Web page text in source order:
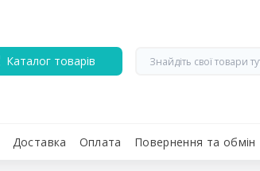
Каталог товарів
Доставка Оплата Повернення та обмін